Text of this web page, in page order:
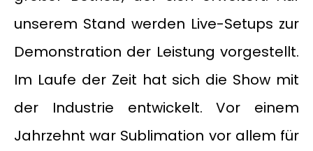
unserem Stand werden Live-Setups zur
Demonstration der Leistung vorgestellt.
Im Laufe der Zeit hat sich die Show mit
der Industrie entwickelt. Vor einem
Jahrzehnt war Sublimation vor allem für